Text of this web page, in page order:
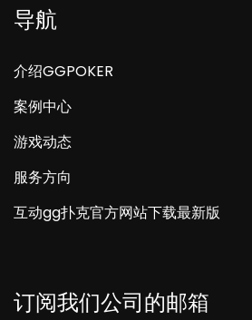
导航
介绍GGPOKER
案例中心
游戏动态
服务方向
互动gg扑克官方网站下载最新版
订阅我们公司的邮箱